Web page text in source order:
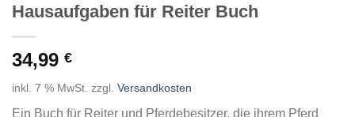
Hausaufgaben für Reiter Buch
34,99 €
inkl. 7 % MwSt. zzgl. Versandkosten
Ein Buch für Reiter und Pferdebesitzer, die ihrem Pferd